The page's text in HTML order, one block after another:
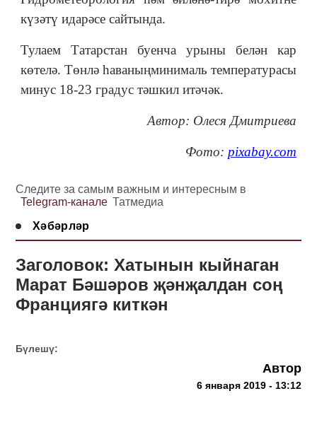
күзәтү идарәсе сайтында.
Тулаем Татарстан буенча урыны белән кар
көтелә. Төнлә һаваныңминималь температурасы
минус 18-23 градус тәшкил итәчәк.
Автор: Олеся Дмитриева
Фото: pixabay.com
Следите за самым важным и интересным в
Telegram-канале Татмедиа
Хәбәрләр
Заголовок: Хатынын кыйнаган
Марат Бәшәров җәнҗалдан соң
Франциягә киткән
Бүлешү:
Автор
6 января 2019 - 13:12